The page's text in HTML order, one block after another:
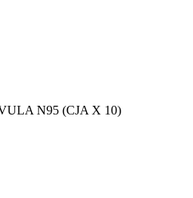
N95 (CJA X 10)